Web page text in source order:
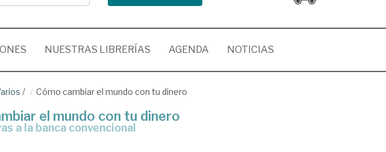
NUESTRAS LIBRERÍAS AGENDA NOTICIAS
/ Cómo cambiar el mundo con tu dinero
el mundo con tu dinero
a la banca convencional